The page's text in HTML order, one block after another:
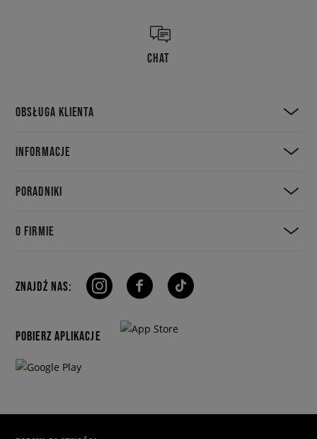
CHAT
OBSŁUGA KLIENTA
INFORMACJE
PORADNIKI
O FIRMIE
ZNAJDŹ NAS:
POBIERZ APLIKACJE